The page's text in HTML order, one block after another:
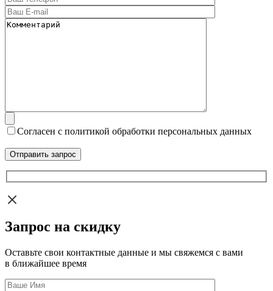
Согласен с политикой обработки персональных данных
Запрос на скидку
Оставьте свои контактные данные и мы свяжемся с вами
в ближайшее время